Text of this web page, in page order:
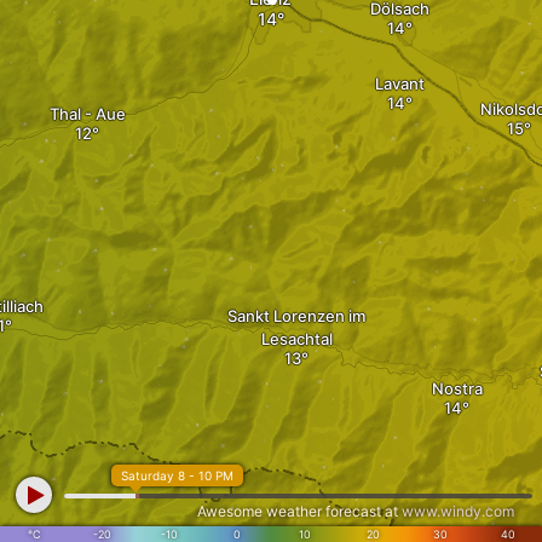
Sankt Lorenzen im
Lesachtal
Thal - Aue
Dölsach
Lavant
Nostra
°C -20 -10 0 10 20 30 40
Saturday 8 - 10 PM
Awesome weather forecast at www.windy.com